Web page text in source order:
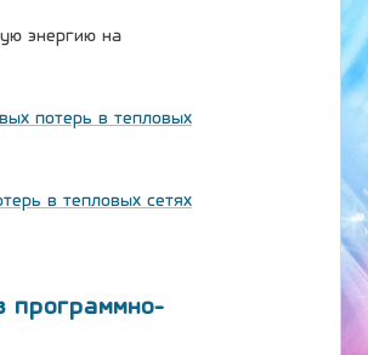
энергию на
потерь в тепловых
в тепловых сетях
программно-